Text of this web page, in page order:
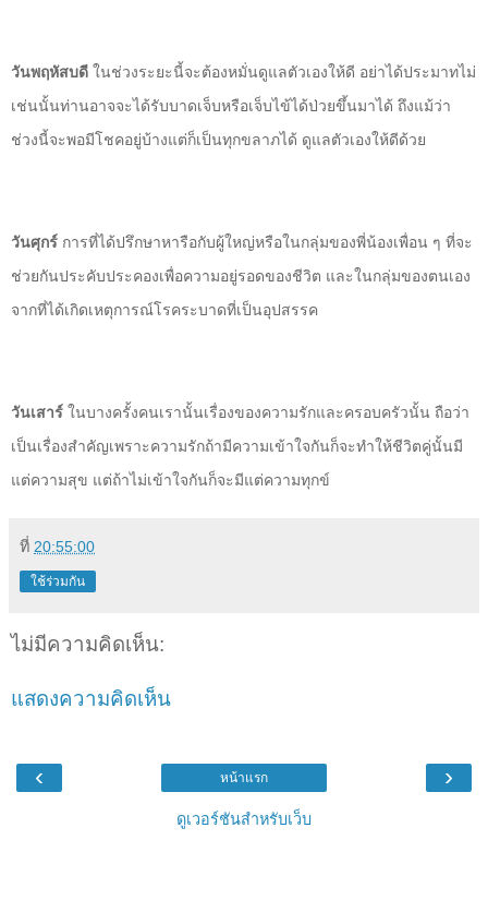
วันพฤหัสบดี ในช่วงระยะนี้จะต้องหมั่นดูแลตัวเองให้ดี อย่าได้ประมาทไม่
เช่นนั้นท่านอาจจะได้รับบาดเจ็บหรือเจ็บไข้ได้ป่วยขึ้นมาได้ ถึงแม้ว่า
ช่วงนี้จะพอมีโชคอยู่บ้างแต่ก็เป็นทุกขลาภได้ ดูแลตัวเองให้ดีด้วย
วันศุกร์ การที่ได้ปรึกษาหารือกับผู้ใหญ่หรือในกลุ่มของพี่น้องเพื่อน ๆ ที่จะ
ช่วยกันประคับประคองเพื่อความอยู่รอดของชีวิต และในกลุ่มของตนเอง
จากที่ได้เกิดเหตุการณ์โรคระบาดที่เป็นอุปสรรค
วันเสาร์ ในบางครั้งคนเรานั้นเรื่องของความรักและครอบครัวนั้น ถือว่า
เป็นเรื่องสำคัญเพราะความรักถ้ามีความเข้าใจกันก็จะทำให้ชีวิตคู่นั้นมี
แต่ความสุข แต่ถ้าไม่เข้าใจกันก็จะมีแต่ความทุกข์
ที่ 20:55:00
ใช้ร่วมกัน
ไม่มีความคิดเห็น:
แสดงความคิดเห็น
‹ ›
หน้าแรก
ดูเวอร์ชันสำหรับเว็บ